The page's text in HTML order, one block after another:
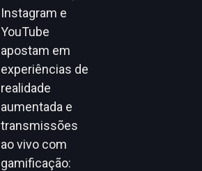
Instagram e
YouTube
apostam em
experiências de
realidade
aumentada e
transmissões
ao vivo com
gamificação: